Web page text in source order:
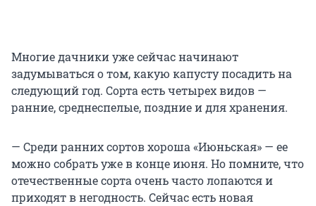
Многие дачники уже сейчас начинают
задумываться о том, какую капусту посадить на
следующий год. Сорта есть четырех видов —
ранние, среднеспелые, поздние и для хранения.
— Среди ранних сортов хороша «Июньская» — ее
можно собрать уже в конце июня. Но помните, что
отечественные сорта очень часто лопаются и
приходят в негодность. Сейчас есть новая